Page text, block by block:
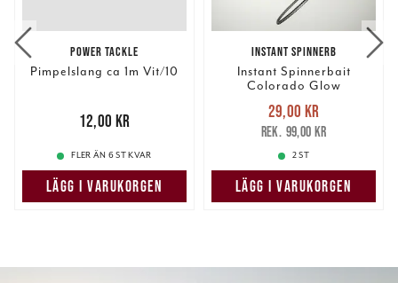
POWER TACKLE
Pimpelslang ca 1m Vit/10
12,00 kr
12,00 kr
FLER ÄN 6 ST KVAR
LÄGG I VARUKORGEN
INSTANT SPINNERB
Instant Spinnerbait
Colorado Glow
Nuvarande pris
29,00 krTidigare pris
99,00 kr
29,00 kr
99,00 kr
2 ST
LÄGG I VARUKORGEN